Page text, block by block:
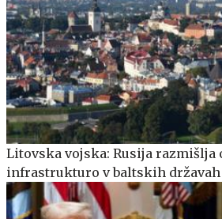
Litovska vojska: Rusija razmišlja
infrastrukturo v baltskih državah